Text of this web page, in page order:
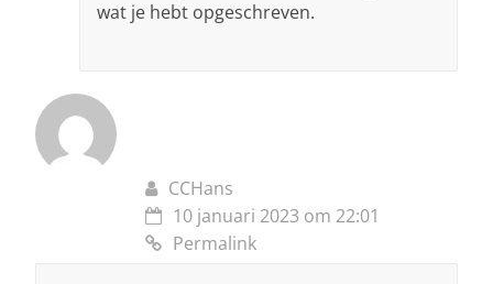
wat je hebt opgeschreven.
CCHans
10 januari 2023 om 22:01
Permalink